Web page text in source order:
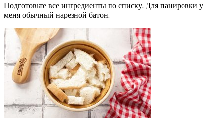
Подготовьте все ингредиенты по списку. Для панировки у
меня обычный нарезной батон.